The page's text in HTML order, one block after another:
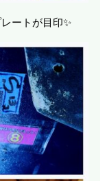
ートが目印✨